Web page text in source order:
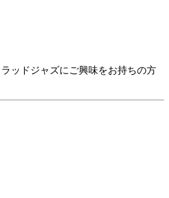
ッドジャズにご興味をお持ちの方